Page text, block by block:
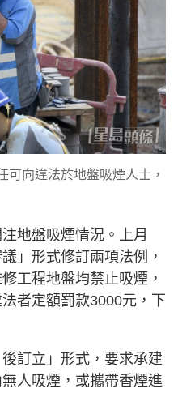
可向違法於地盤吸煙人士，
地盤吸煙情況。上月
」形式修訂兩項法例，
工程地盤均禁止吸煙，
者定額罰款3000元，下
訂立」形式，要求承建
人吸煙，或攜帶香煙進